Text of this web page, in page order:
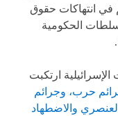
في انتهاكات حقوق
الحكومية
ارتكبت
حرب، وجرائم
والاضطهاد